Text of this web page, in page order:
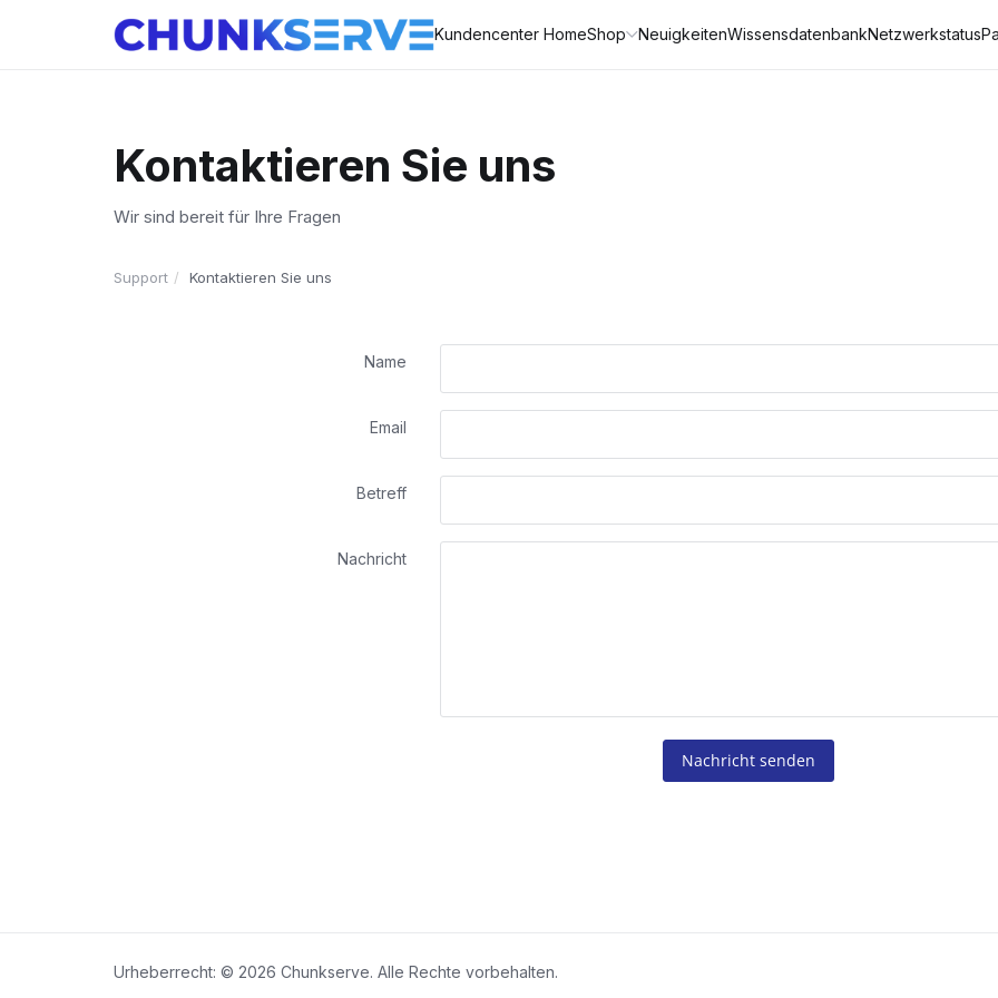
Kundencenter HomeShop NeuigkeitenWissensdatenbankNetzwerkstatus
Kontaktieren Sie uns
Wir sind bereit für Ihre Fragen
Support Kontaktieren Sie uns
Name
Email
Betreff
Nachricht
Nachricht senden
Urheberrecht: © 2026 Chunkserve. Alle Rechte vorbehalten.